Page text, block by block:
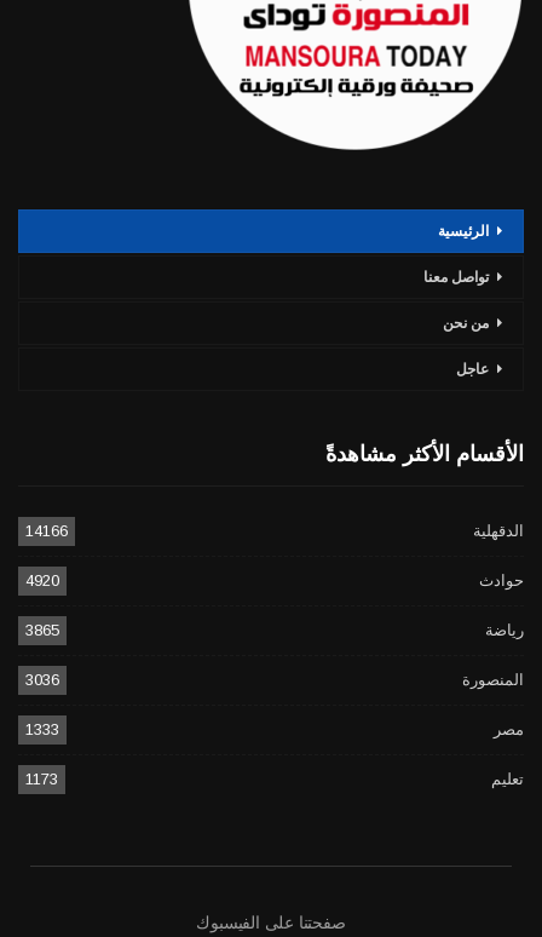
الرئيسية
تواصل معنا
من نحن
عاجل
الأقسام الأكثر مشاهدةً
الدقهلية 14166
حوادث 4920
رياضة 3865
المنصورة 3036
مصر 1333
تعليم 1173
صفحتنا على الفيسبوك